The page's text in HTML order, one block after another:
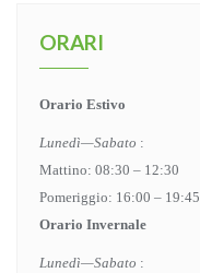
ORARI
Orario Estivo
Lunedì—Sabato :
Mattino: 08:30 – 12:30
Pomeriggio: 16:00 – 19:45
Orario Invernale
Lunedì—Sabato :